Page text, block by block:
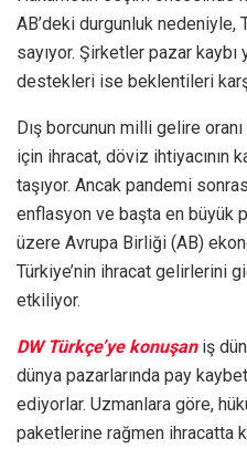
AB’deki durgunluk nedeniyle,
sayıyor. Şirketler pazar
destekleri ise beklentileri
Dış borcunun milli gelire
için ihracat, döviz ihtiyacının
taşıyor. Ancak pandemi
enflasyon ve başta en büyük
üzere Avrupa Birliği (AB)
Türkiye’nin ihracat gelirlerini
etkiliyor.
DW Türkçe’ye konuşaniş
dünya pazarlarında pay
ediyorlar. Uzmanlara göre,
paketlerine rağmen ihracatta